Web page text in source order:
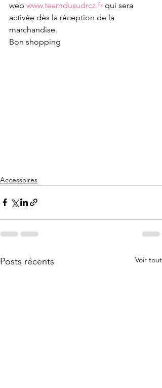
web www.teamdusudrcz.fr qui sera
activée dès la réception de la
marchandise.
Bon shopping
Accessoires
Posts récents Voir tout